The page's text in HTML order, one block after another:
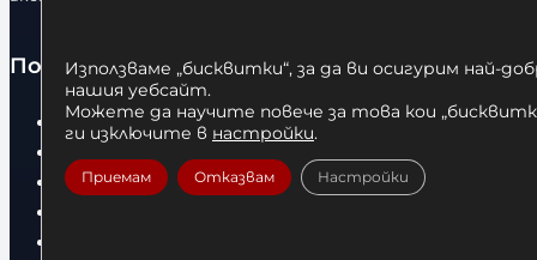
Полезно
Начало
Нови продукти
Общи условия
Използваме „бисквитки“, за да ви осигурим най-
нашия уебсайт.
Можете да научите повече за това кои
ги изключите в настройки.
Приемам Отказвам Настройки